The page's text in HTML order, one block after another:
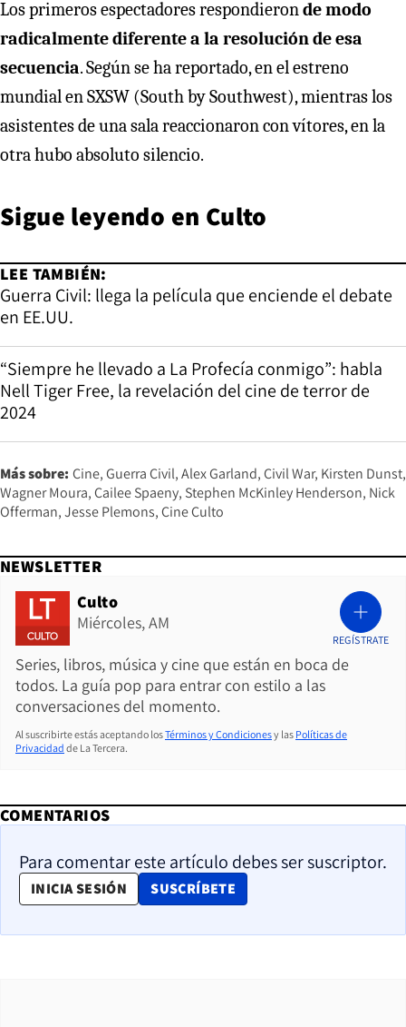
Los primeros espectadores respondieronde modo
radicalmente diferente a la resolución de esa
secuencia. Según se ha reportado, en el estreno
mundial en SXSW (South by Southwest), mientras los
asistentes de una sala reaccionaron con vítores, en la
otra hubo absoluto silencio.
Sigue leyendo en Culto
LEE TAMBIÉN:
Guerra Civil: llega la película que enciende el debate
en EE.UU.
“Siempre he llevado a La Profecía conmigo”: habla
Nell Tiger Free, la revelación del cine de terror de
2024
Más sobre: Cine Guerra Civil Alex Garland Civil War Kirsten Dunst
Wagner Moura Cailee Spaeny Stephen McKinley Henderson Nick
Offerman Jesse Plemons Cine Culto
NEWSLETTER
Culto
Miércoles, AM
Series, libros, música y cine que están en boca de
todos. La guía pop para entrar con estilo a las
conversaciones del momento.
REGÍSTRATE
Al suscribirte estás aceptando losTérminos y Condicionesy las Políticas de
Privacidad de La Tercera.
COMENTARIOS
Para comentar este artículo debes ser suscriptor.
INICIA SESIÓN SUSCRÍBETE
OPENS IN NEW WINDOW